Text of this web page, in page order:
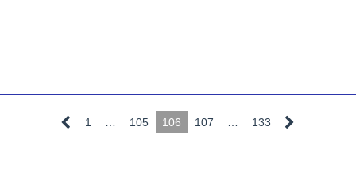
1 105 106 107 133